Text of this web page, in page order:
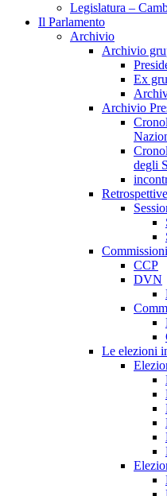
Legislatura –
Il Parlamento
Archivio
Archivio
Ex
Archivio
degli
CCP
DVN
Le elezioni